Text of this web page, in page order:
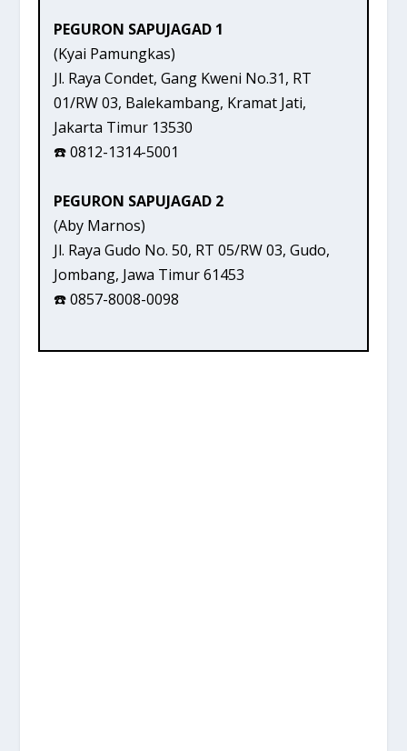
PEGURON SAPUJAGAD 1
(Kyai Pamungkas)
Jl. Raya Condet, Gang Kweni No.31, RT
01/RW 03, Balekambang, Kramat Jati,
Jakarta Timur 13530
☎️ 0812-1314-5001
PEGURON SAPUJAGAD 2
(Aby Marnos)
Jl. Raya Gudo No. 50, RT 05/RW 03, Gudo,
Jombang, Jawa Timur 61453
☎️ 0857-8008-0098